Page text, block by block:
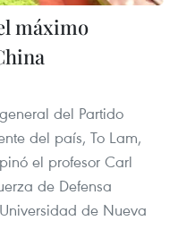
máximo
del Partido
del país, To Lam,
el profesor Carl
de Defensa
de Nueva